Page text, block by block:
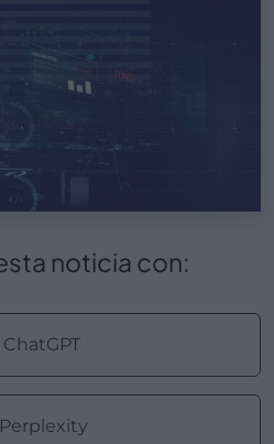
noticia con:
ChatGPT
Perplexity